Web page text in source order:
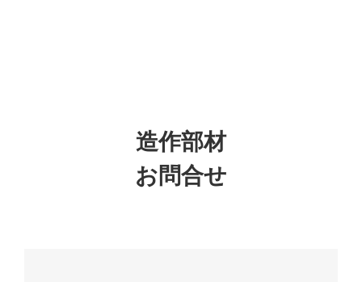
造作部材
お問合せ